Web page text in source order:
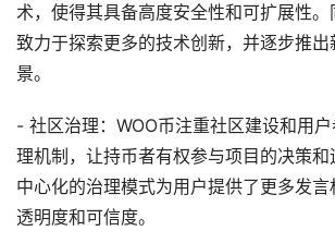
术，使得其具备高度安全性和可扩展性。
致力于探索更多的技术创新，并逐步推
景。
- 社区治理：WOO币注重社区建设和用
理机制，让持币者有权参与项目的决策
中心化的治理模式为用户提供了更多发
透明度和可信度。